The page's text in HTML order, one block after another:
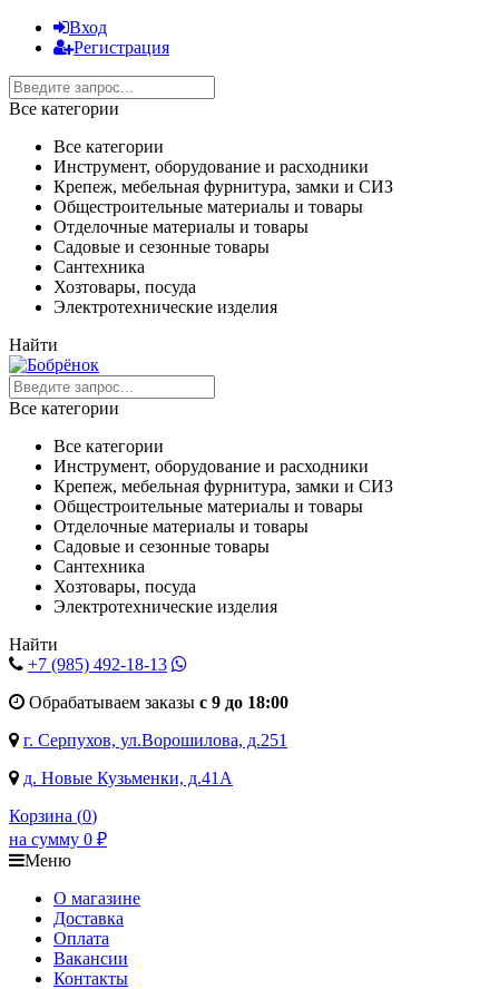
Вход
Регистрация
Все категории
Все категории
Инструмент, оборудование и расходники
Крепеж, мебельная фурнитура, замки и СИЗ
Общестроительные материалы и товары
Отделочные материалы и товары
Садовые и сезонные товары
Сантехника
Хозтовары, посуда
Электротехнические изделия
Найти
Все категории
Все категории
Инструмент, оборудование и расходники
Крепеж, мебельная фурнитура, замки и СИЗ
Общестроительные материалы и товары
Отделочные материалы и товары
Садовые и сезонные товары
Сантехника
Хозтовары, посуда
Электротехнические изделия
Найти
+7 (985) 492-18-13
Обрабатываем заказы с 9 до 18:00
г. Серпухов, ул.Ворошилова, д.251
д. Новые Кузьменки, д.41А
Корзина (0)
на сумму 0 ₽
Меню
О магазине
Доставка
Оплата
Вакансии
Контакты